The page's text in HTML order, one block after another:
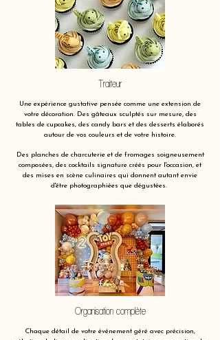
Traiteur
Une expérience gustative pensée comme une extension de
votre décoration. Des gâteaux sculptés sur mesure, des
tables de cupcakes, des candy bars et des desserts élaborés
autour de vos couleurs et de votre histoire.
Des planches de charcuterie et de fromages soigneusement
composées, des cocktails signature créés pour l'occasion, et
des mises en scène culinaires qui donnent autant envie
d'être photographiées que dégustées.
Organisation complète
Chaque détail de votre événement géré avec précision,